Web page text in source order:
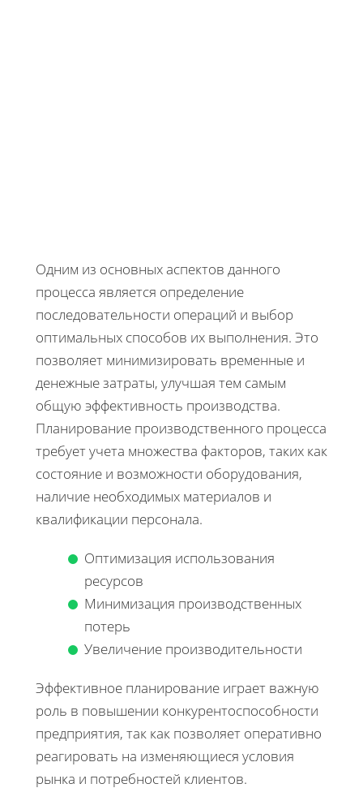
Одним из основных аспектов данного
процесса является определение
последовательности операций и выбор
оптимальных способов их выполнения. Это
позволяет минимизировать временные и
денежные затраты, улучшая тем самым
общую эффективность производства.
Планирование производственного процесса
требует учета множества факторов, таких как
состояние и возможности оборудования,
наличие необходимых материалов и
квалификации персонала.
Оптимизация использования
ресурсов
Минимизация производственных
потерь
Увеличение производительности
Эффективное планирование играет важную
роль в повышении конкурентоспособности
предприятия, так как позволяет оперативно
реагировать на изменяющиеся условия
рынка и потребностей клиентов.